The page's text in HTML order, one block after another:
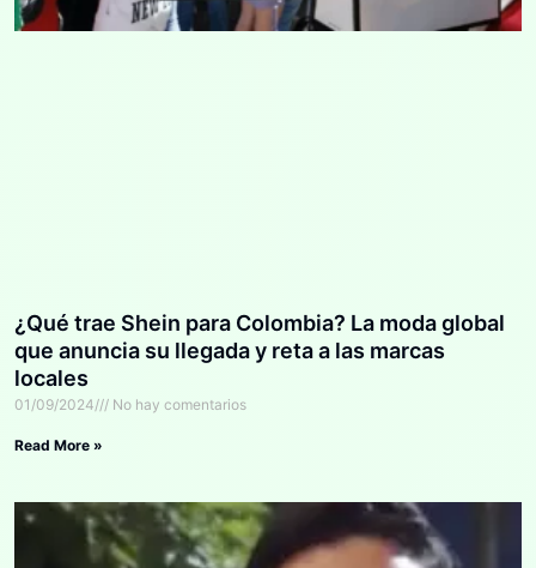
¿Qué trae Shein para Colombia? La moda global
que anuncia su llegada y reta a las marcas
locales
01/09/2024 No hay comentarios
Read More »